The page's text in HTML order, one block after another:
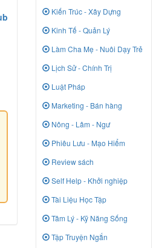
Kiến Trúc - Xây Dựng
Kinh Tế - Quản Lý
Làm Cha Mẹ - Nuôi Dạy Trẻ
Lịch Sử - Chính Trị
Luật Pháp
Marketing - Bán hàng
Nông - Lâm - Ngư
Phiêu Lưu - Mạo Hiểm
Review sách
Self Help - Khởi nghiệp
Tài Liệu Học Tập
Tâm Lý - Kỹ Năng Sống
Tập Truyện Ngắn